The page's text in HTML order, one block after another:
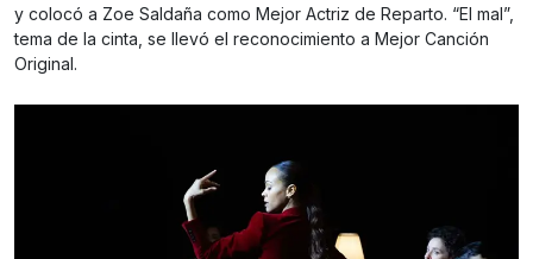
y colocó a Zoe Saldaña como Mejor Actriz de Reparto. “El mal”,
tema de la cinta, se llevó el reconocimiento a Mejor Canción
Original.